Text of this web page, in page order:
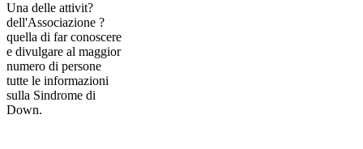
Una delle attivit?
dell'Associazione ?
quella di far conoscere
e divulgare al maggior
numero di persone
tutte le informazioni
sulla Sindrome di
Down.